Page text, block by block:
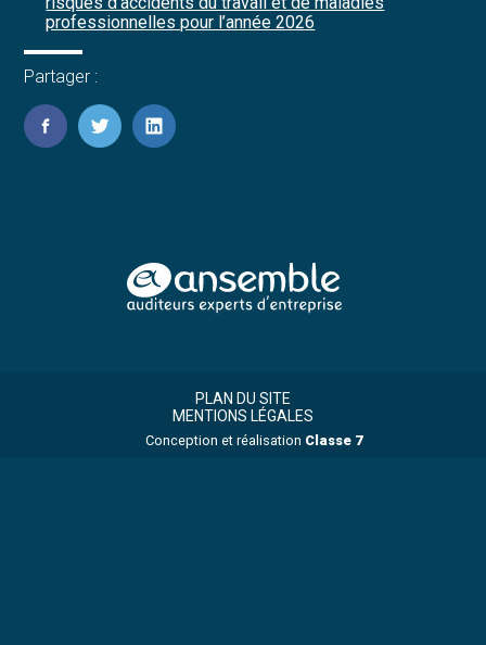
professionnelles pour l’année 2026
Partager :
FaceBook
TwitterLinkedIn
Principale
PLAN DU SITE
MENTIONS LÉGALES
Conception et réalisation Classe 7